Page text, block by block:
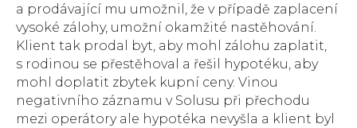
a prodávající mu umožnil, že v případě zaplacení
vysoké zálohy, umožní okamžité nastěhování.
Klient tak prodal byt, aby mohl zálohu zaplatit,
s rodinou se přestěhoval a řešil hypotéku, aby
mohl doplatit zbytek kupní ceny. Vinou
negativního záznamu v Solusu při přechodu
mezi operátory ale hypotéka nevyšla a klient byl